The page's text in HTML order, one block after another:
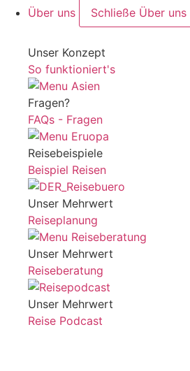
Über uns
Schließe Über uns
Unser Konzept
So funktioniert's
Fragen?
FAQs - Fragen
Reisebeispiele
Beispiel Reisen
Unser Mehrwert
Reiseplanung
Unser Mehrwert
Reiseberatung
Unser Mehrwert
Reise Podcast